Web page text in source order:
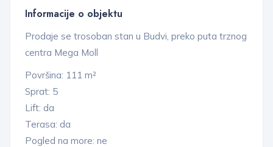
Informacije o objektu
Prodaje se trosoban stan u Budvi, preko puta trznog
centra Mega Moll
Površina: 111 m²
Sprat: 5
Lift: da
Terasa: da
Pogled na more: ne